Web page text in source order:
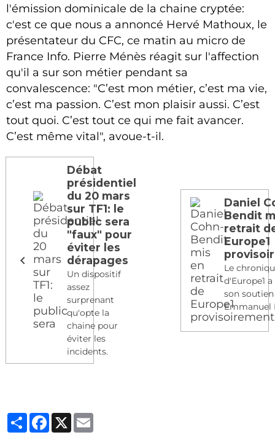
l'émission dominicale de la chaine cryptée:
c'est ce que nous a annoncé Hervé Mathoux, le
présentateur du CFC, ce matin au micro de
France Info. Pierre Ménès réagit sur l'affection
qu'il a sur son métier pendant sa
convalescence: "C’est mon métier, c’est ma vie,
c’est ma passion. C’est mon plaisir aussi. C’est
tout quoi. C’est tout ce qui me fait avancer.
C’est même vital", avoue-t-il.
Débat
présidentiel
du 20 mars
sur TF1: le
public sera
"faux" pour
éviter les
dérapages
Un dispositif
assez
surprenant
qu'opte la
chaine pour
éviter les
incidents.
Daniel
Bendit
retrait
Europe1
Le
d'Europe1
son
Emmanuel
Partager
Facebook
X